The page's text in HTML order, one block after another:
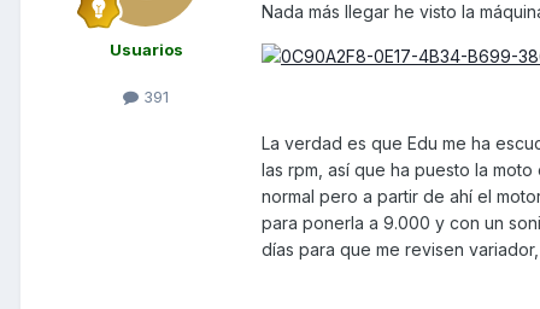
Usuarios
391
Nada más llegar he visto la
La verdad es que Edu me ha
las rpm, así que ha puesto la
normal pero a partir de ahí el
para ponerla a 9.000 y con un
días para que me revisen